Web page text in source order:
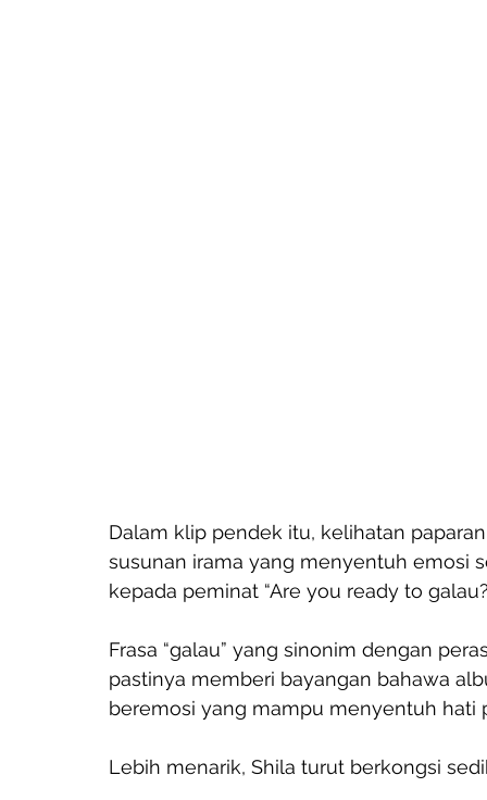
Dalam klip pendek itu, kelihatan
susunan irama yang menyentuh emosi
kepada peminat “Are you ready to
Frasa “galau” yang sinonim dengan
pastinya memberi bayangan bahawa
beremosi yang mampu menyentuh hati
Lebih menarik, Shila turut berkongsi